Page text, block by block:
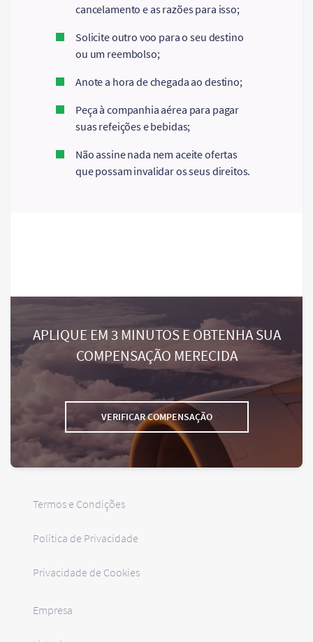
cancelamento e as razões para isso;
Solicite outro voo para o seu destino
ou um reembolso;
Anote a hora de chegada ao destino;
Peça à companhia aérea para pagar
suas refeições e bebidas;
Não assine nada nem aceite ofertas
que possam invalidar os seus direitos.
APLIQUE EM 3 MINUTOS E OBTENHA SUA
COMPENSAÇÃO MERECIDA
VERIFICAR COMPENSAÇÃO
Termos e Condições
Política de Privacidade
Privacidade de Cookies
Empresa